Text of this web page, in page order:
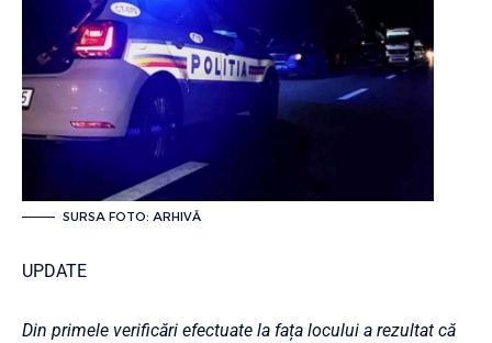
SURSA FOTO: ARHIVĂ
UPDATE
Din primele verificări efectuate la fața locului a rezultat că